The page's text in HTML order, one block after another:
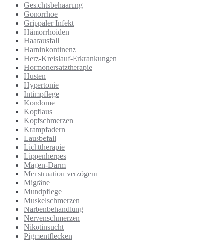
Gesichtsbehaarung
Gonorrhoe
Grippaler Infekt
Hämorrhoiden
Haarausfall
Harninkontinenz
Herz-Kreislauf-Erkrankungen
Hormonersatztherapie
Husten
Hypertonie
Intimpflege
Kondome
Kopflaus
Kopfschmerzen
Krampfadern
Lausbefall
Lichttherapie
Lippenherpes
Magen-Darm
Menstruation verzögern
Migräne
Mundpflege
Muskelschmerzen
Narbenbehandlung
Nervenschmerzen
Nikotinsucht
Pigmentflecken